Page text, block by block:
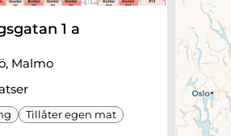
1 a
, Malmo
Tillåter egen mat